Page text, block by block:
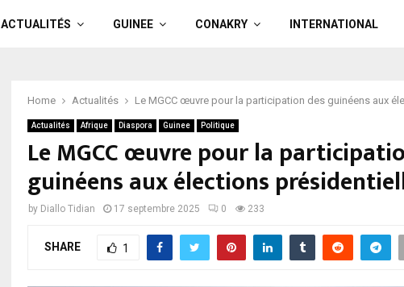
ACTUALITÉS GUINEE CONAKRY INTERNATIONAL
Home Actualités Le MGCC œuvre pour la participation des guinéens aux
Actualités Afrique Diaspora Guinee Politique
Le MGCC œuvre pour la
guinéens aux élections
by Diallo Tidian 17 septembre 2025 0 233
SHARE 1